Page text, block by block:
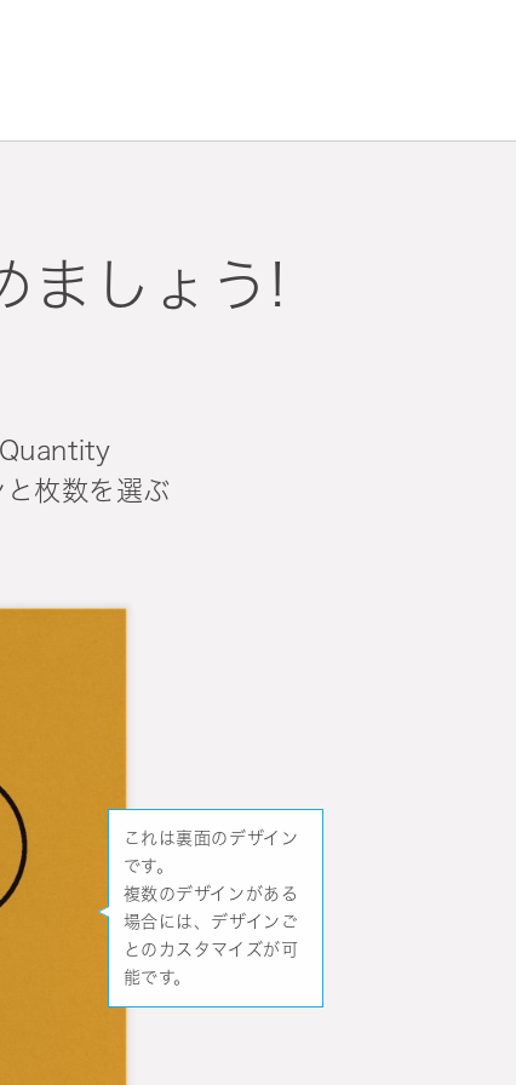
ましょう!
と枚数を選ぶ
これは裏面のデザイン
です。
複数のデザインがある
場合には、デザインご
とのカスタマイズが可
能です。